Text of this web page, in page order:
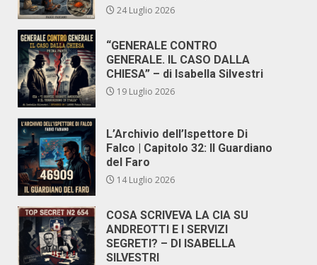
24 Luglio 2026
“GENERALE CONTRO
GENERALE. IL CASO DALLA
CHIESA” – di Isabella Silvestri
19 Luglio 2026
L’Archivio dell’Ispettore Di
Falco | Capitolo 32: Il Guardiano
del Faro
14 Luglio 2026
COSA SCRIVEVA LA CIA SU
ANDREOTTI E I SERVIZI
SEGRETI? – DI ISABELLA
SILVESTRI